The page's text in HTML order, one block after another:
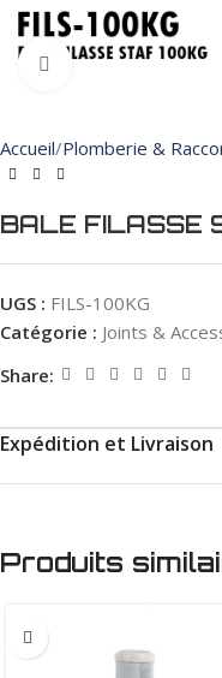
Click to enlarge
Accueil Plomberie &
BALE FILASSE
UGS : FILS-100KG
Catégorie : Joints &
Share:
Expédition et Livraison
Produits